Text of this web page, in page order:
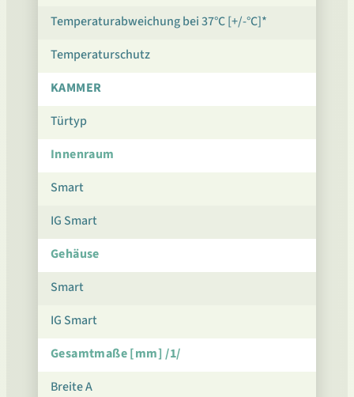
Temperaturabweichung bei 37°C [+/-°C]*
Temperaturschutz
KAMMER
Türtyp
Innenraum
Smart
IG Smart
Gehäuse
Smart
IG Smart
Gesamtmaße [mm] /1/
Breite A